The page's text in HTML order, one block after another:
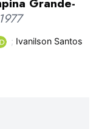
; Ivanilson Santos